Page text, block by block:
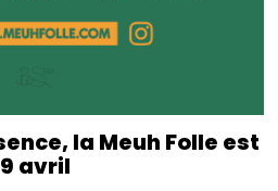
la Meuh Folle est
avril